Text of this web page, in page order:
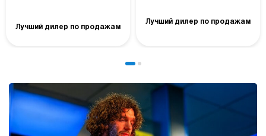
Лучший дилер по продажам
Лучший дилер по продажам